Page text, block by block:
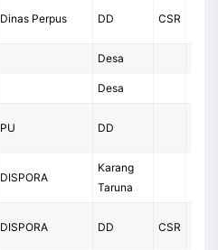
Dinas Perpus DD CSR
Desa
Desa
PU DD
DISPORA
Karang
Taruna
DISPORA DD CSR